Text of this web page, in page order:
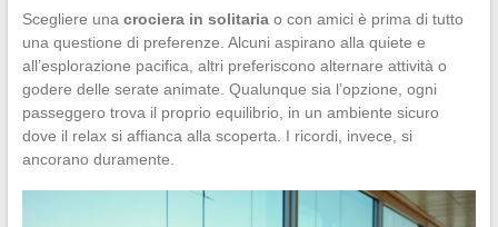
Scegliere una crociera in solitariao con amici è prima di tutto
una questione di preferenze. Alcuni aspirano alla quiete e
all’esplorazione pacifica, altri preferiscono alternare attività o
godere delle serate animate. Qualunque sia l’opzione, ogni
passeggero trova il proprio equilibrio, in un ambiente sicuro
dove il relax si affianca alla scoperta. I ricordi, invece, si
ancorano duramente.